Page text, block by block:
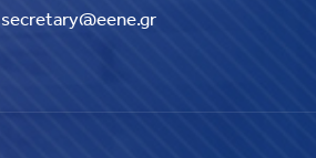
secretary@eene.gr